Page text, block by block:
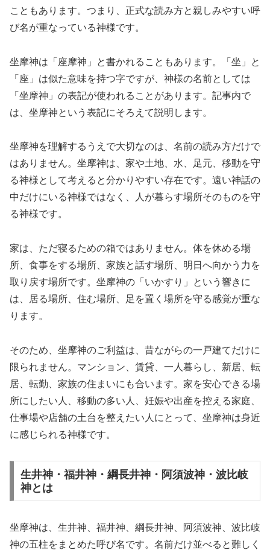
こともあります。つまり、正式な読み方と親しみやすい呼
び名が重なっている神様です。
坐摩神は「座摩神」と書かれることもあります。「坐」と
「座」は似た意味を持つ字ですが、神様の名前としては
「坐摩神」の表記が使われることがあります。記事内で
は、坐摩神という表記にそろえて説明します。
坐摩神を理解するうえで大切なのは、名前の読み方だけで
はありません。坐摩神は、家や土地、水、足元、移動を守
る神様として考えると分かりやすい存在です。遠い神話の
中だけにいる神様ではなく、人が暮らす場所そのものを守
る神様です。
家は、ただ寝るための箱ではありません。体を休める場
所、食事をする場所、家族と話す場所、明日へ向かう力を
取り戻す場所です。坐摩神の「いかすり」という響きに
は、居る場所、住む場所、足を置く場所を守る感覚が重な
ります。
そのため、坐摩神のご利益は、昔ながらの一戸建てだけに
限られません。マンション、賃貸、一人暮らし、新居、転
居、転勤、家族の住まいにも合います。家を安心できる場
所にしたい人、移動の多い人、妊娠や出産を控える家庭、
仕事場や店舗の土台を整えたい人にとって、坐摩神は身近
に感じられる神様です。
生井神・福井神・綱長井神・阿須波神・波比岐
神とは
坐摩神は、生井神、福井神、綱長井神、阿須波神、波比岐
神の五柱をまとめた呼び名です。名前だけ並べると難しく